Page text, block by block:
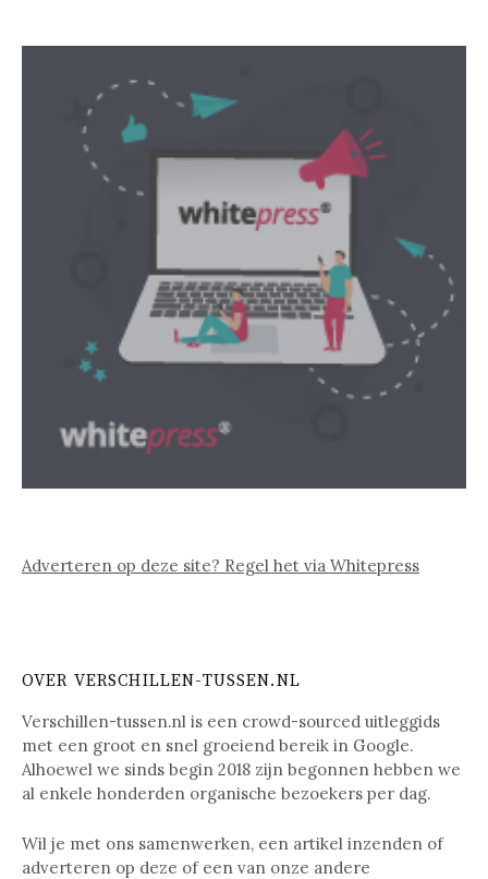
Adverteren op deze site? Regel het via Whitepress
OVER VERSCHILLEN-TUSSEN.NL
Verschillen-tussen.nl is een crowd-sourced uitleggids
met een groot en snel groeiend bereik in Google.
Alhoewel we sinds begin 2018 zijn begonnen hebben we
al enkele honderden organische bezoekers per dag.
Wil je met ons samenwerken, een artikel inzenden of
adverteren op deze of een van onze andere